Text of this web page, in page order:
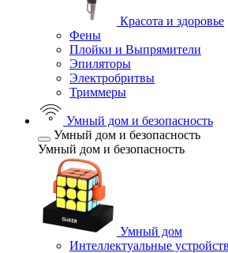
Красота и здоровье
Фены
Плойки и Выпрямители
Эпиляторы
Электробритвы
Триммеры
Умный дом и безопасность
Умный дом и безопасность
Умный дом и безопасность
Умный дом
Интеллектуальные